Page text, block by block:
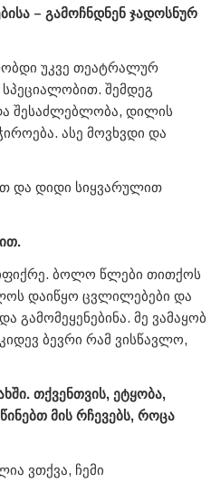
– გამოჩნდნენ ჯადოსნურ
უკვე თეატრალურ
შემდეგ
შესაძლებლობა, დილის
ასე მოვხვდი და
და დიდი სიყვარულით
ბოლო წლები თითქოს
დაიწყო ცვლილებები და
მე ვამაყობ
ბევრი რამ ვისწავლო,
თქვენთვის, ეტყობა,
მის რჩევებს, როცა
ვთქვა, ჩემი